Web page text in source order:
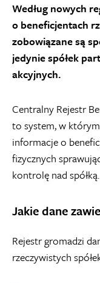
Według nowych
o beneficjentach
zobowiązane są
jedynie spółek
akcyjnych.
Centralny Rejestr
to system, w
informacje o
fizycznych
kontrolę nad spółką.
Jakie dane
Rejestr gromadzi
rzeczywistych